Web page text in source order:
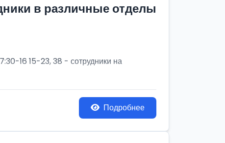
в различные отделы
16 15-23, 38 - сотрудники на
Подробнее